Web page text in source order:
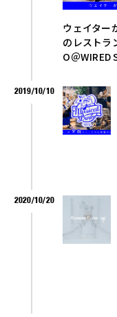
ウェイター
のレスト
O＠WIRED
2019/10/10
2020/10/20